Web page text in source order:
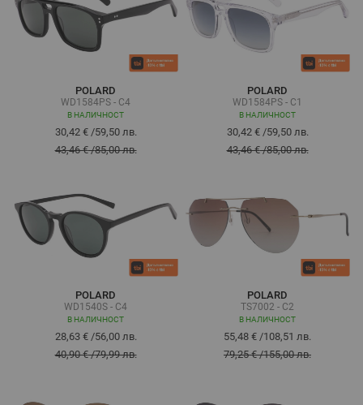
POLARD
WD1584PS - C4
В НАЛИЧНОСТ
30,42 €/59,50 лв.
43,46 €/85,00 лв.
POLARD
WD1584PS - C1
В НАЛИЧНОСТ
30,42 €/59,50 лв.
43,46 €/85,00 лв.
POLARD
WD1540S - C4
В НАЛИЧНОСТ
28,63 €/56,00 лв.
40,90 €/79,99 лв.
POLARD
TS7002 - C2
В НАЛИЧНОСТ
55,48 € /108,51 лв.
79,25 €/155,00 лв.